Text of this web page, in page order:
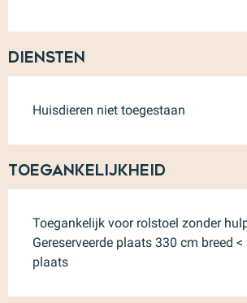
Diensten
Huisdieren niet toegestaan
Toegankelijkheid
Toegankelijk voor rolstoel zonder
Gereserveerde plaats 330 cm breed
plaats